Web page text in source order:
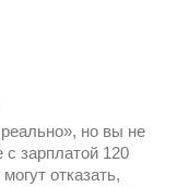
но вы не
зарплатой 120
отказать,